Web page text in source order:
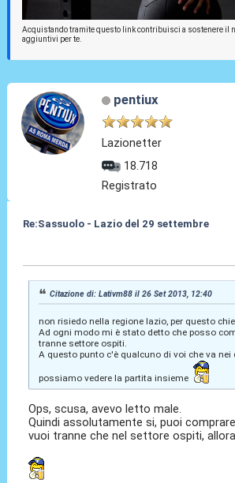
Acquistando tramite questo link contribuisci a sostenere il
aggiuntivi per te.
pentiux
Lazionetter
18.718
Registrato
Re:Sassuolo - Lazio del 29 settembre
Citazione di: Lativm88 il 26 Set 2013, 12:40
non risiedo nella regione lazio, per questo
Ad ogni modo mi è stato detto che posso
tranne settore ospiti.
A questo punto c'è qualcuno di voi che va
possiamo vedere la partita insieme
Ops, scusa, avevo letto male.
Quindi assolutamente si, puoi
vuoi tranne che nel settore ospiti,